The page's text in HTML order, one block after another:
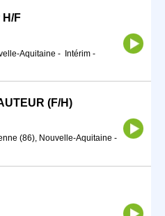
F
Aquitaine - Intérim -
(F/H)
(86), Nouvelle-Aquitaine -